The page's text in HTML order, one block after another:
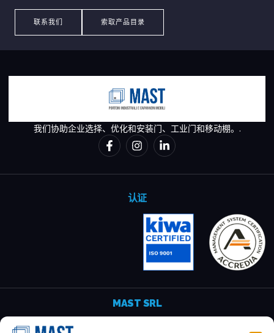
联系我们 索取产品目录
我们协助企业选择、优化和安装门、工业门和移动棚。.
认证
MAST SRL